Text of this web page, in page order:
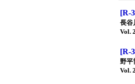
[R-
長谷
Vol.
[R-
野平
Vol.